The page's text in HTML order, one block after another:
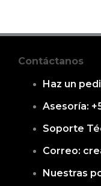
Contáctanos
Haz un
Asesoría:
Soporte
Correo:
Nuestras